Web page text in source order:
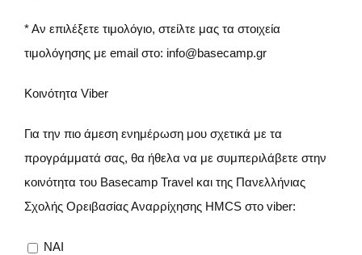
* Αν επιλέξετε τιμολόγιο, στείλτε μας τα στοιχεία
τιμολόγησης με email στο: info@basecamp.gr
Κοινότητα Viber
Για την πιο άμεση ενημέρωση μου σχετικά με τα
προγράμματά σας, θα ήθελα να με συμπεριλάβετε στην
κοινότητα του Basecamp Travel και της Πανελλήνιας
Σχολής Ορειβασίας Αναρρίχησης HMCS στο viber:
NAI